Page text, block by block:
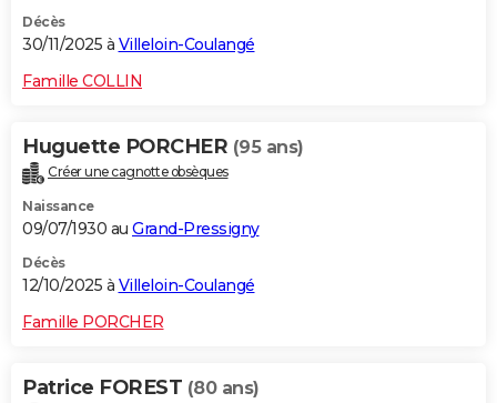
Décès
30/11/2025 à Villeloin-Coulangé
Famille COLLIN
Huguette PORCHER (95 ans)
Créer une cagnotte obsèques
Naissance
09/07/1930 au Grand-Pressigny
Décès
12/10/2025 à Villeloin-Coulangé
Famille PORCHER
Patrice FOREST (80 ans)